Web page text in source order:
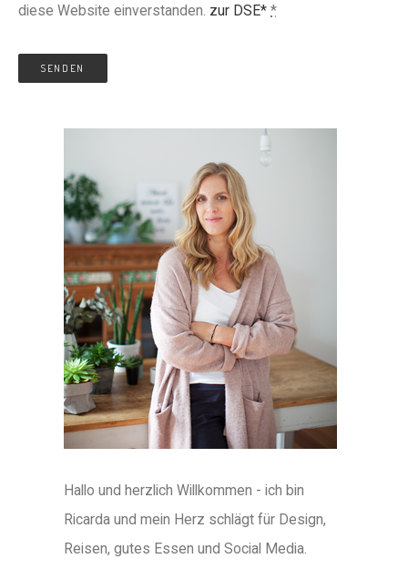
diese Website einverstanden. zur DSE* *
Hallo und herzlich Willkommen - ich bin
Ricarda und mein Herz schlägt für Design,
Reisen, gutes Essen und Social Media.